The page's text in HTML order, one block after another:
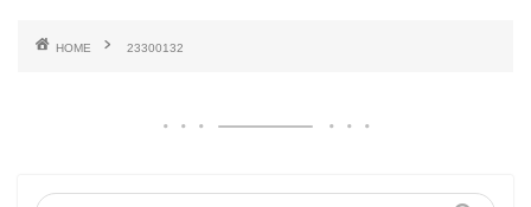
HOME 23300132